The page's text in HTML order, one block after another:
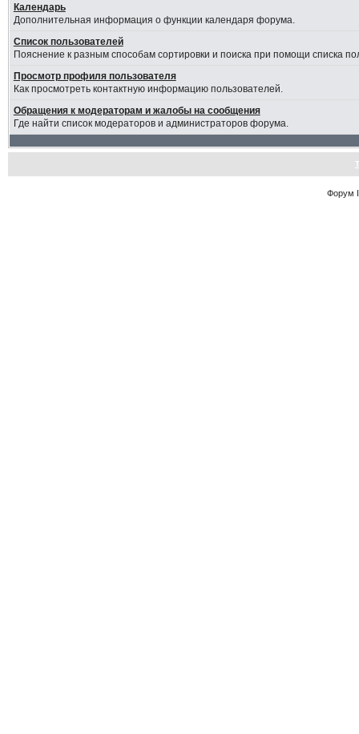
Календарь
Дополнительная информация о функции календаря форума.
Список пользователей
Пояснение к разным способам сортировки и поиска при помощи списка
Просмотр профиля пользователя
Как просмотреть контактную информацию пользователей.
Обращения к модераторам и жалобы на сообщения
Где найти список модераторов и администраторов форума.
Форум